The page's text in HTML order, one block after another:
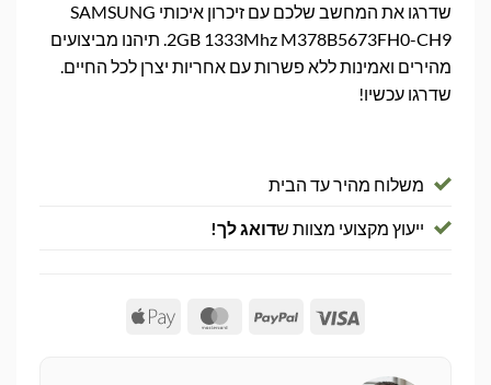
שדרגו את המחשב שלכם עם זיכרון איכותי SAMSUNG
2GB 1333Mhz M378B5673FH0-CH9. תיהנו מביצועים
מהירים ואמינות ללא פשרות עם אחריות יצרן לכל החיים.
שדרגו עכשיו!
משלוח מהיר עד הבית
ייעוץ מקצועי מצוות שדואג לך!
Visa
PayPal
MasterCard
Apple